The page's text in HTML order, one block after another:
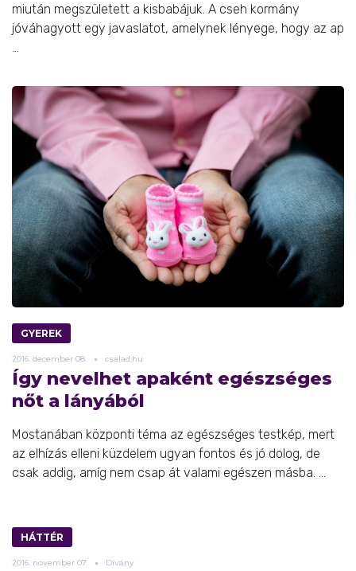
miután megszületett a kisbabájuk. A cseh kormány
jóváhagyott egy javaslatot, amelynek lényege, hogy az ap
GYEREK
2016. december 08. csalad.hu
Így nevelhet apaként egészséges
nőt a lányából
Mostanában központi téma az egészséges testkép, mert
az elhízás elleni küzdelem ugyan fontos és jó dolog, de
csak addig, amíg nem csap át valami egészen másba. ...
HÁTTÉR
2016. november 07. Dívány